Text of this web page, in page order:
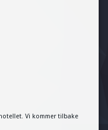
Vi kommer tilbake